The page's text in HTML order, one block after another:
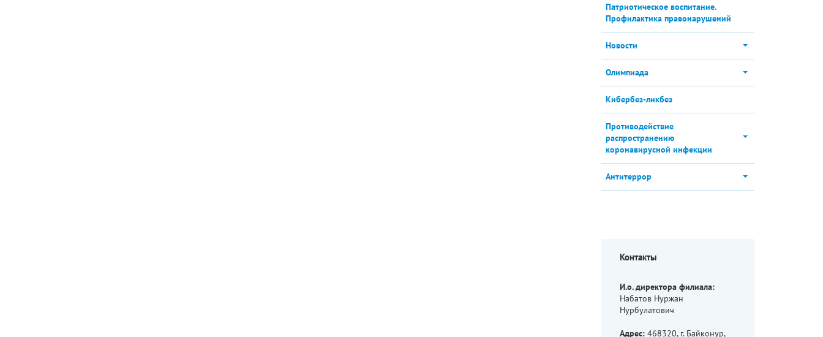
Патриотическое воспитание.
Профилактика правонарушений
Новости
Олимпиада
Кибербез-ликбез
Противодействие
распространению
коронавирусной инфекции
Антитеррор
Контакты
И.о. директора филиала:
Набатов Нуржан
Нурбулатович
Адрес:468320, г. Байконур,